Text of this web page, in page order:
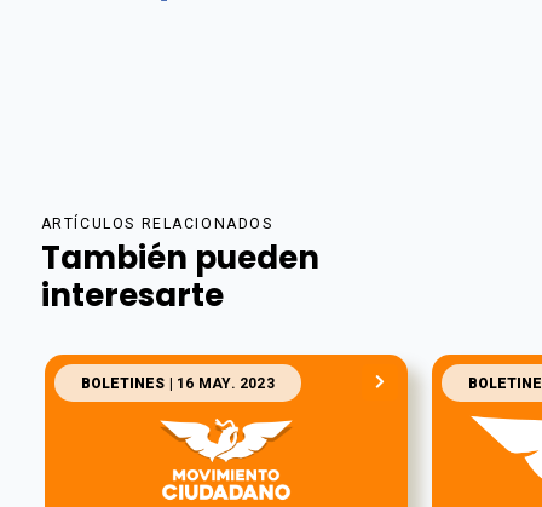
ARTÍCULOS RELACIONADOS
También pueden
interesarte
BOLETINES | 16 MAY. 2023